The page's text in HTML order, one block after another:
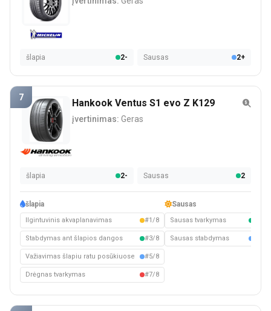
šlapia 2- Sausas 2+
7 Hankook Ventus S1 evo Z K129
įvertinimas: Geras
šlapia 2- Sausas 2
šlapia
Ilgintuvinis akvaplanavimas #1/8
Stabdymas ant šlapios dangos #3/8
Važiavimas šlapiu ratu posūkiuose #5/8
Drėgnas tvarkymas #7/8
Sausas
Sausas tvarkymas
Sausas stabdymas